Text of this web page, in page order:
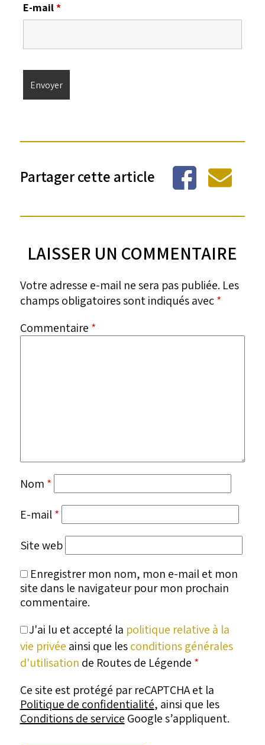
E-mail*
Partager cette article
LAISSER UN COMMENTAIRE
Votre adresse e-mail ne sera pas publiée. Les
champs obligatoires sont indiqués avec*
Commentaire *
Nom *
E-mail*
Site web
Enregistrer mon nom, mon e-mail et mon
site dans le navigateur pour mon prochain
commentaire.
J'ai lu et accepté la politique relative à la
vie privée ainsi que lesconditions générales
d'utilisation de Routes de Légende *
Ce site est protégé par reCAPTCHA et la
Politique de confidentialité, ainsi que les
Conditions de service Google s’appliquent.